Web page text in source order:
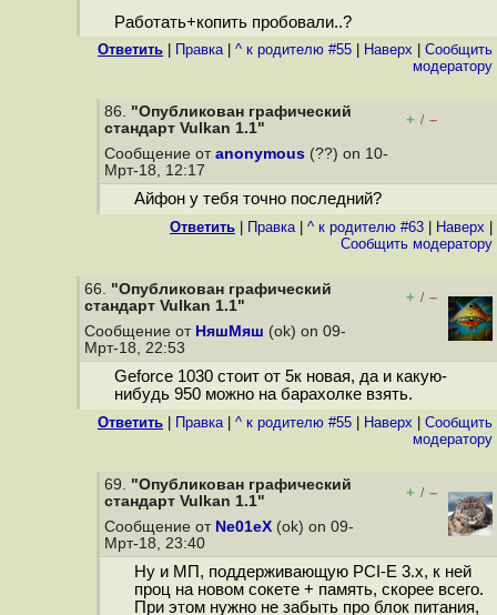
Работать+копить пробовали..?
Ответить Правка| ^ к родителю #55 Наверх
Cообщить
модератору
86. "Опубликован графический
стандарт Vulkan 1.1"
+ / –
Сообщение от anonymous (??) on 10-
Мрт-18, 12:17
Айфон у тебя точно последний?
Ответить Правка| ^ к родителю #63 Наверх
Cообщить модератору
66. "Опубликован графический
стандарт Vulkan 1.1"
+ / –
Сообщение от НяшМяш (ok) on 09-
Мрт-18, 22:53
Geforce 1030 стоит от 5к новая, да и какую-
нибудь 950 можно на барахолке взять.
Ответить Правка| ^ к родителю #55 Наверх
Cообщить
модератору
69. "Опубликован графический
стандарт Vulkan 1.1"
+ / –
Сообщение от Ne01eX (ok) on 09-
Мрт-18, 23:40
Ну и МП, поддерживающую PCI-E 3.x, к ней
проц на новом сокете + память, скорее всего.
При этом нужно не забыть про блок питания,